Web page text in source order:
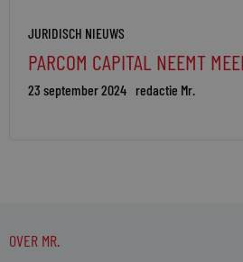
JURIDISCH NIEUWS
PARCOM CAPITAL NEEMT
23 september 2024 redactie Mr.
OVER MR.